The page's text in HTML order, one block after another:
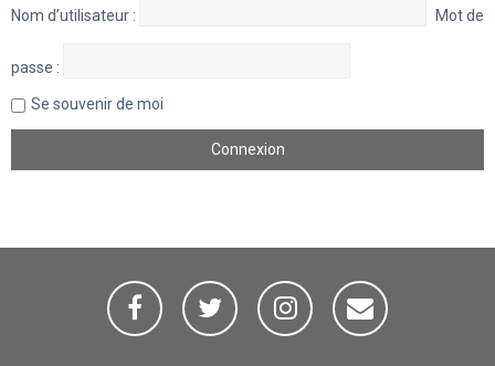
Nom d’utilisateur : Mot de
passe :
Se souvenir de moi